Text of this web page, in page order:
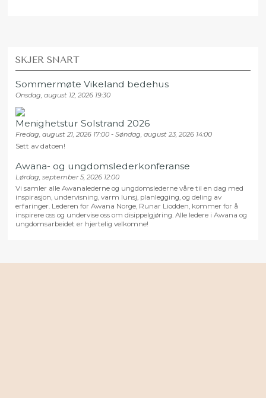
SKJER SNART
Sommermøte Vikeland bedehus
Onsdag, august 12, 2026 19:30
Menighetstur Solstrand 2026
Fredag, august 21, 2026 17:00 - Søndag, august 23, 2026 14:00
Sett av datoen!
Awana- og ungdomslederkonferanse
Lørdag, september 5, 2026 12:00
Vi samler alle Awanalederne og ungdomslederne våre til en dag med
inspirasjon, undervisning, varm lunsj, planlegging, og deling av
erfaringer. Lederen for Awana Norge, Runar Liodden, kommer for å
inspirere oss og undervise oss om disippelgjøring. Alle ledere i Awana og
ungdomsarbeidet er hjertelig velkomne!